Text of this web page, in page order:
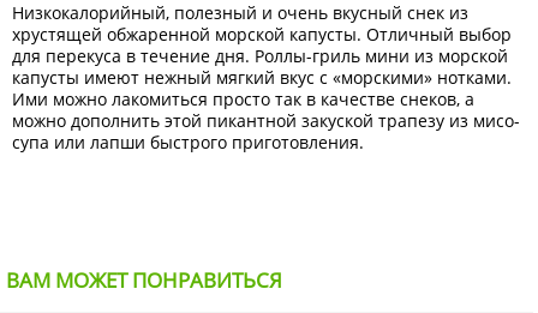
Низкокалорийный, полезный и очень вкусный снек из
хрустящей обжаренной морской капусты. Отличный выбор
для перекуса в течение дня. Роллы-гриль мини из морской
капусты имеют нежный мягкий вкус с «морскими» нотками.
Ими можно лакомиться просто так в качестве снеков, а
можно дополнить этой пикантной закуской трапезу из мисо-
супа или лапши быстрого приготовления.
ВАМ МОЖЕТ ПОНРАВИТЬСЯ